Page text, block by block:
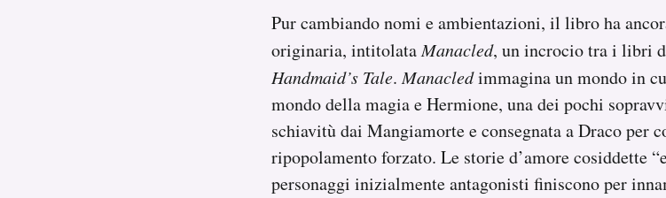
Pur cambiando nomi e ambientazioni, il libro ha
originaria, intitolataManacled, un incrocio tra i libri
Handmaid’s Tale.Manacledimmagina un mondo in
mondo della magia e Hermione, una dei pochi
schiavitù dai Mangiamorte e consegnata a Draco per
ripopolamento forzato. Le storie d’amore cosiddette
personaggi inizialmente antagonisti finiscono per